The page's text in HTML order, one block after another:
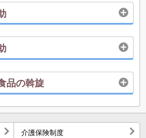
品の斡旋
介護保険制度